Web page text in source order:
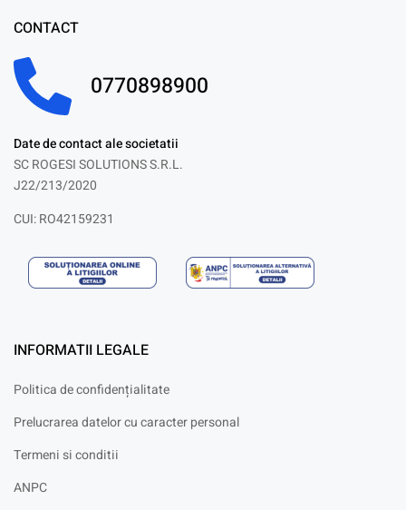
CONTACT
0770898900
Date de contact ale societatii
SC ROGESI SOLUTIONS S.R.L.
J22/213/2020
CUI: RO42159231
INFORMATII LEGALE
Politica de confidențialitate
Prelucrarea datelor cu caracter personal
Termeni si conditii
ANPC